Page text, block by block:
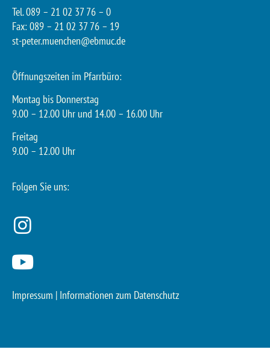
Tel. 089 – 21 02 37 76 – 0
Fax: 089 – 21 02 37 76 – 19
st-peter.muenchen@ebmuc.de
Öffnungszeiten im Pfarrbüro:
Montag bis Donnerstag
9.00 – 12.00 Uhr und 14.00 – 16.00 Uhr
Freitag
9.00 – 12.00 Uhr
Folgen Sie uns:
Impressum | Informationen zum Datenschutz